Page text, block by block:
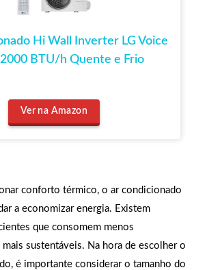
Hi Wall Inverter LG Voice
BTU/h Quente e Frio
Ver na Amazon
conforto térmico, o ar condicionado
a economizar energia. Existem
que consomem menos
sustentáveis. Na hora de escolher o
é importante considerar o tamanho do